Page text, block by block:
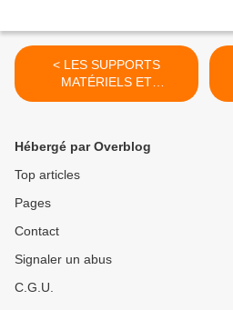
< LES SUPPORTS
MATÉRIELS ET
IMMATÉRIELS DE LA
Hébergé par Overblog
Top articles
Pages
Contact
Signaler un abus
C.G.U.